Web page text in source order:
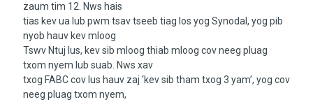
zaum tim 12. Nws hais
tias kev ua lub pwm tsav tseeb tiag los yog Synodal, yog pib
nyob hauv kev mloog
Tswv Ntuj lus, kev sib mloog thiab mloog cov neeg pluag
txom nyem lub suab. Nws xav
txog FABC cov lus hauv zaj ‘kev sib tham txog 3 yam’, yog cov
neeg pluag txom nyem,